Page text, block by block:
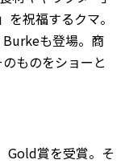
祝福するクマ。
も登場。商
ものをショーと
Gold賞を受賞。そ